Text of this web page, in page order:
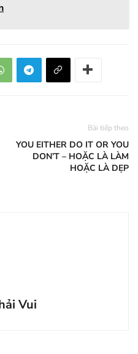
Bài tiếp theo
YOU EITHER DO IT OR YOU
DON’T – HOẶC LÀ LÀM
HOẶC LÀ DẸP
Vui